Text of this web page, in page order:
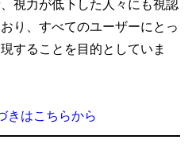
視力が低下した人々にも視認
り、すべてのユーザーにとっ
することを目的としていま
きはこちらから